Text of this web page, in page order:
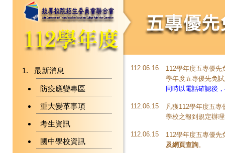
最新消息
防疫應變專區
重大變革事項
考生資訊
國中學校資訊
112.06.16
112學年度五專優先
學年度五專優先免
同時以電話確認後
112.06.15
凡獲112學年度五
學校之報到規定辦
112.06.15
112學年度五專優
及網頁查詢。